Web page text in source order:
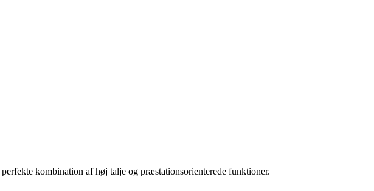
kombination af høj talje og præstationsorienterede funktioner.